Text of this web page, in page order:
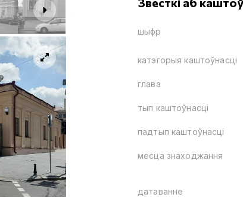
шыфр
катэгорыя каштоўнасці
глава
тып каштоўнасці
падтып каштоўнасці
месца знаходжання
датаванне